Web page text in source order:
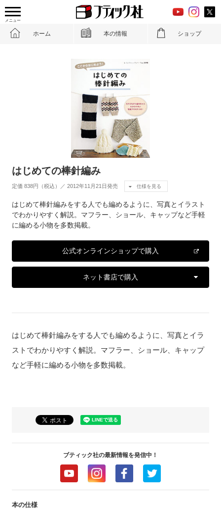
メニュー
ホーム 本の情報 ショップ
はじめての棒針編み
定価 838円（税込）／ 2012年11月21日発売 仕様を見る
はじめて棒針編みをする人でも編めるように、写真とイラスト
でわかりやすく解説。マフラー、ショール、キャップなど手軽
に編める小物を多数掲載。
公式オンラインショップで購入
ネット書店で購入
はじめて棒針編みをする人でも編めるように、写真とイラ
ストでわかりやすく解説。マフラー、ショール、キャップ
など手軽に編める小物を多数掲載。
ブティック社の最新情報を発信中！
本の仕様